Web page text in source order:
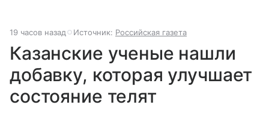
19 часов назад Источник: Российская газета
Казанские ученые нашли
добавку, которая улучшает
состояние телят